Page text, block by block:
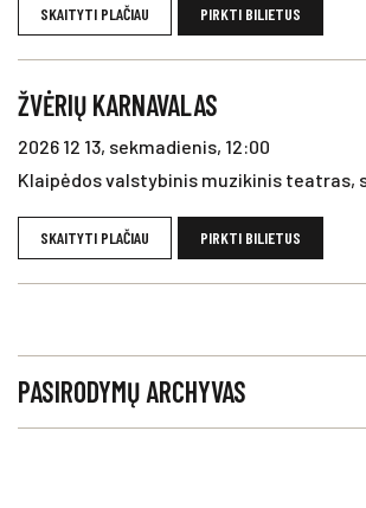
SKAITYTI PLAČIAU PIRKTI BILIETUS
ŽVĖRIŲ KARNAVALAS
2026 12 13, sekmadienis, 12:00
Klaipėdos valstybinis muzikinis teatras,
SKAITYTI PLAČIAU PIRKTI BILIETUS
PASIRODYMŲ ARCHYVAS